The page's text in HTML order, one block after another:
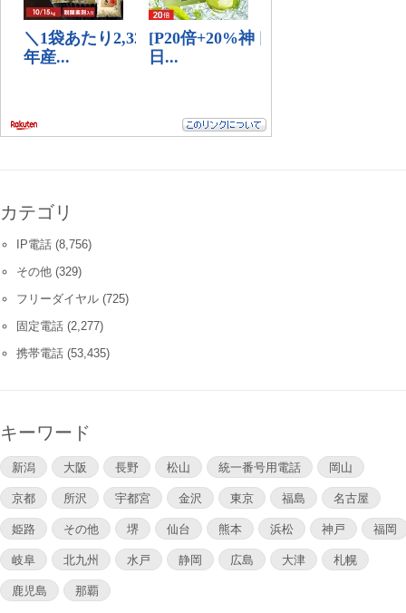
カテゴリ
IP電話 (8,756)
その他 (329)
フリーダイヤル (725)
固定電話 (2,277)
携帯電話 (53,435)
キーワード
新潟 大阪 長野 松山 統一番号用電話
岡山
京都
所沢 宇都宮 金沢 東京 福島
名古屋
姫路
その他 堺 仙台 熊本 浜松 神戸
福岡
岐阜
北九州 水戸 静岡 広島 大津
札幌
鹿児島
那覇